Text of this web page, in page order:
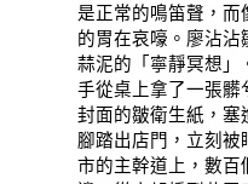
是正常的鳴笛聲，而
的胃在哀嚎。廖沾
蒜泥的「寧靜冥想」
手從桌上拿了一張髒
封面的皺衛生紙，塞
腳踏出店門，立刻被
市的主幹道上，數百